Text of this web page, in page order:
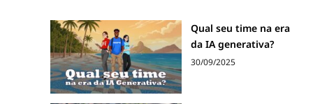
Qual seu time na era
da IA generativa?
30/09/2025